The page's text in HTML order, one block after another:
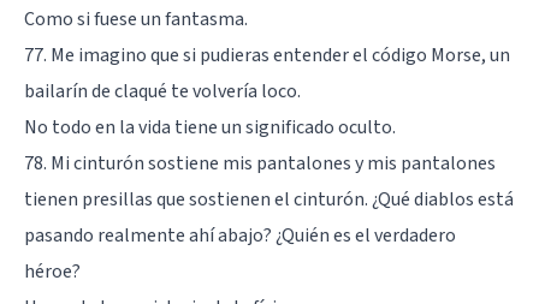
Como si fuese un fantasma.
77. Me imagino que si pudieras entender el código Morse, un
bailarín de claqué te volvería loco.
No todo en la vida tiene un significado oculto.
78. Mi cinturón sostiene mis pantalones y mis pantalones
tienen presillas que sostienen el cinturón. ¿Qué diablos está
pasando realmente ahí abajo? ¿Quién es el verdadero
héroe?